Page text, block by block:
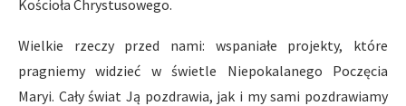
Kościoła Chrystusowego.
Wielkie rzeczy przed nami: wspaniałe projekty, które
pragniemy widzieć w świetle Niepokalanego Poczęcia
Maryi. Cały świat Ją pozdrawia, jak i my sami pozdrawiamy